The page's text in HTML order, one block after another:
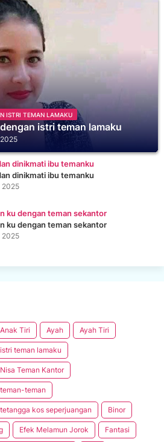
ISTRI TEMAN LAMAKU
istri teman lamaku
dinikmati ibu temanku
dinikmati ibu temanku
2025
ku dengan teman sekantor
ku dengan teman sekantor
2025
Anak Tiri Ayah Ayah Tiri
teman lamaku
Teman Kantor
teman
kos seperjuangan Binor
Efek Melamun Jorok Fantasi